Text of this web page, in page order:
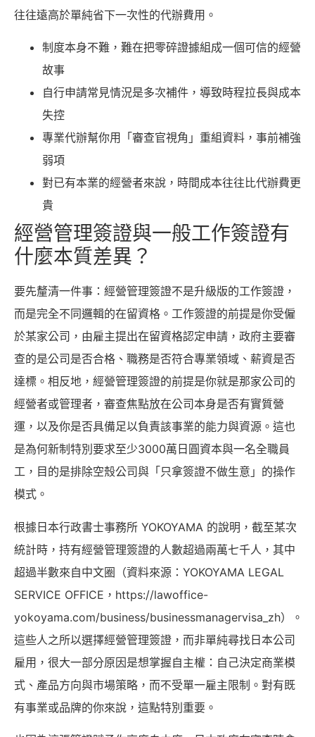
往往遠高於單純省下一次性的代辦費用。
制度本身不難，難在把零碎證據組成一個可信的經營
故事
自行申請常見情況是多次補件，導致時程拉長與成本
失控
專業代辦幫你用「審查官視角」重組資料，事前補強
弱項
對已有本業的經營者來說，時間成本往往比代辦費更
貴
經營管理簽證與一般工作簽證有
什麼本質差異？
要先釐清一件事：經營管理簽證不是升級版的工作簽證，
而是完全不同邏輯的在留資格。工作簽證的前提是你受僱
於某家公司，由雇主提出在留資格認定申請，政府主要審
查的是公司是否合格、職務是否符合專業領域、薪資是否
達標。相反地，經營管理簽證的前提是你就是那家公司的
經營者或管理者，審查焦點放在公司本身是否有實質營
運，以及你是否具備足以負責該事業的能力與資源。這也
是為何新制特別要求至少3000萬日圓資本與一名全職員
工，目的是排除空殼公司與「只拿簽證不做生意」的操作
模式。
根據日本行政書士事務所 YOKOYAMA 的說明，截至某次
統計時，持有經營管理簽證的人數超過兩萬七千人，其中
超過半數來自中文圈（資料來源：YOKOYAMA LEGAL
SERVICE OFFICE，https://lawoffice-
yokoyama.com/business/businessmanagervisa_zh）。
這些人之所以選擇經營管理簽證，而非單純尋找日本公司
雇用，很大一部分原因是想掌握自主權：自己決定商業模
式、產品方向與市場策略，而不受單一雇主限制。對有既
有事業或品牌的你來說，這點特別重要。